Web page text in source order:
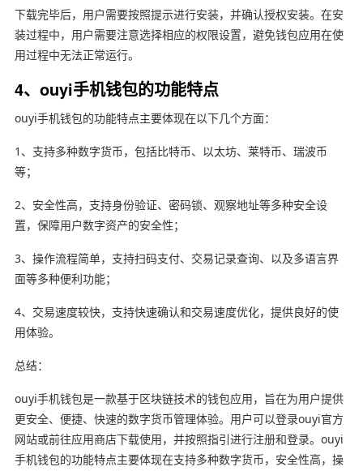
下载完毕后，用户需要按照提示进行安装，并确认授权安装。在安
装过程中，用户需要注意选择相应的权限设置，避免钱包应用在使
用过程中无法正常运行。
4、ouyi手机钱包的功能特点
ouyi手机钱包的功能特点主要体现在以下几个方面：
1、支持多种数字货币，包括比特币、以太坊、莱特币、瑞波币
等；
2、安全性高，支持身份验证、密码锁、观察地址等多种安全设
置，保障用户数字资产的安全性；
3、操作流程简单，支持扫码支付、交易记录查询、以及多语言界
面等多种便利功能；
4、交易速度较快，支持快速确认和交易速度优化，提供良好的使
用体验。
总结：
ouyi手机钱包是一款基于区块链技术的钱包应用，旨在为用户提供
更安全、便捷、快速的数字货币管理体验。用户可以登录ouyi官方
网站或前往应用商店下载使用，并按照指引进行注册和登录。ouyi
手机钱包的功能特点主要体现在支持多种数字货币，安全性高，操